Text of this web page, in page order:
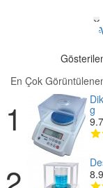
En Çok
g